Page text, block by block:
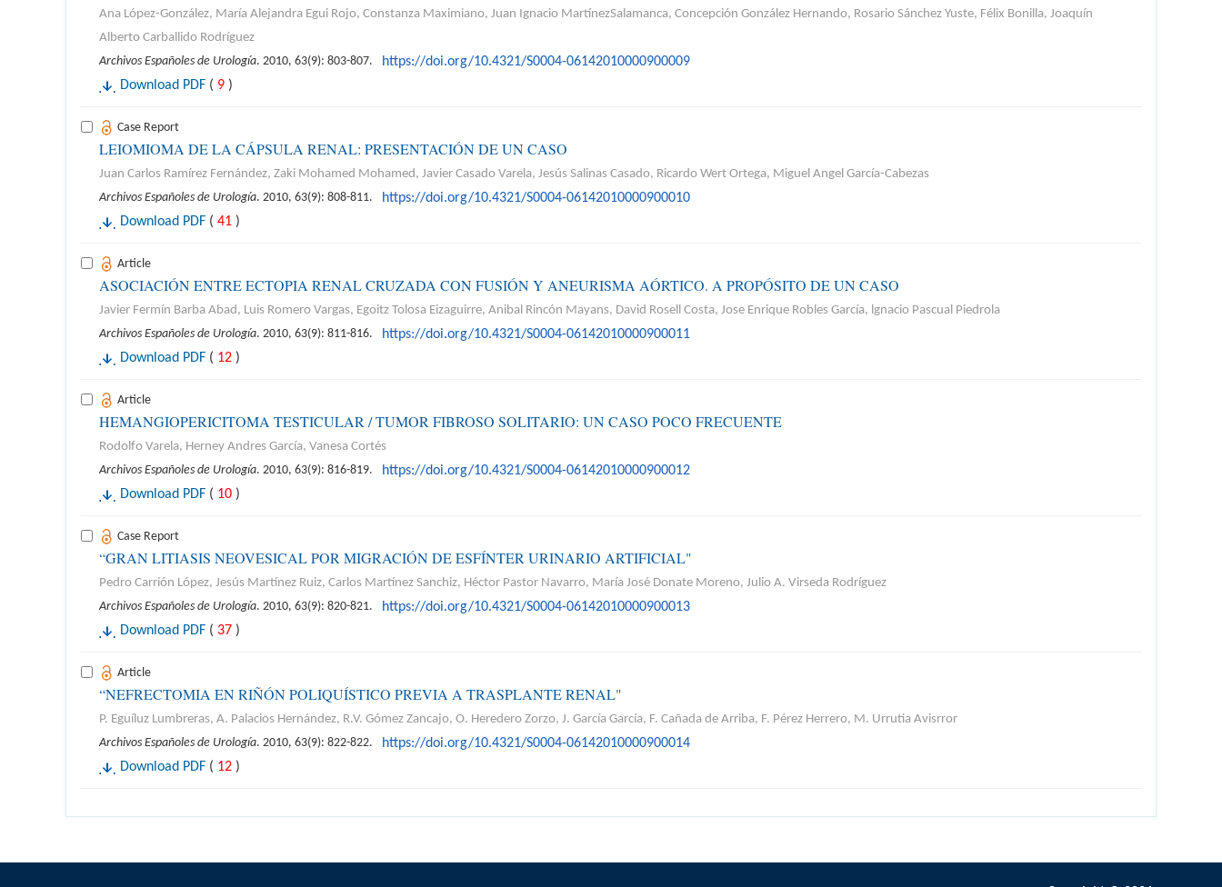
Ana López-González, María Alejandra Egui Rojo, Constanza Maximiano, Juan Ignacio MartínezSalamanca, Concepción González Hernando, Rosario Sánchez Yuste, Félix Bonilla, Joaquín
Alberto Carballido Rodríguez
Archivos Españoles de Urología. 2010, 63(9): 803-807.
https://doi.org/10.4321/S0004-06142010000900009
Download PDF ( 9 )
Case Report
LEIOMIOMA DE LA CÁPSULA RENAL: PRESENTACIÓN DE UN CASO
Juan Carlos Ramírez Fernández, Zaki Mohamed Mohamed, Javier Casado Varela, Jesús Salinas Casado, Ricardo Wert Ortega, Miguel Angel García-Cabezas
Archivos Españoles de Urología. 2010, 63(9): 808-811.
https://doi.org/10.4321/S0004-06142010000900010
Download PDF ( 41 )
Article
ASOCIACIÓN ENTRE ECTOPIA RENAL CRUZADA CON FUSIÓN Y ANEURISMA AÓRTICO. A PROPÓSITO DE UN CASO
Javier Fermín Barba Abad, Luis Romero Vargas, Egoitz Tolosa Eizaguirre, Anibal Rincón Mayans, David Rosell Costa, Jose Enrique Robles García, lgnacio Pascual Piedrola
Archivos Españoles de Urología. 2010, 63(9): 811-816.
https://doi.org/10.4321/S0004-06142010000900011
Download PDF ( 12 )
Article
HEMANGIOPERICITOMA TESTICULAR / TUMOR FIBROSO SOLITARIO: UN CASO POCO FRECUENTE
Rodolfo Varela, Herney Andres García, Vanesa Cortés
Archivos Españoles de Urología. 2010, 63(9): 816-819.
https://doi.org/10.4321/S0004-06142010000900012
Download PDF ( 10 )
Case Report
“GRAN LITIASIS NEOVESICAL POR MIGRACIÓN DE ESFÍNTER URINARIO ARTIFICIAL"
Pedro Carrión López, Jesús Martínez Ruiz, Carlos Martínez Sanchiz, Héctor Pastor Navarro, María José Donate Moreno, Julio A. Virseda Rodríguez
Archivos Españoles de Urología. 2010, 63(9): 820-821.
https://doi.org/10.4321/S0004-06142010000900013
Download PDF ( 37 )
Article
“NEFRECTOMIA EN RIÑÓN POLIQUÍSTICO PREVIA A TRASPLANTE RENAL"
P. Eguíluz Lumbreras, A. Palacios Hernández, R.V. Gómez Zancajo, O. Heredero Zorzo, J. García García, F. Cañada de Arriba, F. Pérez Herrero, M. Urrutia Avisrror
Archivos Españoles de Urología. 2010, 63(9): 822-822.
https://doi.org/10.4321/S0004-06142010000900014
Download PDF ( 12 )